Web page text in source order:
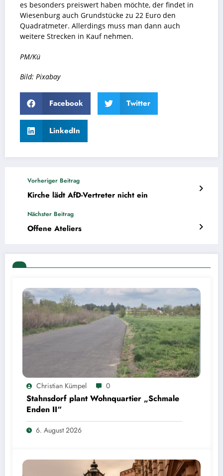
es besonders preiswert haben möchte, der findet in
Wiesenburg auch Grundstücke zu 22 Euro den
Quadratmeter. Allerdings muss man dann auch
weitere Strecken in Kauf nehmen.
PM/Kü
Bild: Pixabay
Facebook Twitter
LinkedIn
Vorheriger Beitrag
Kirche lädt AfD-Vertreter nicht ein
Nächster Beitrag
Offene Ateliers
Christian Kümpel 0
Stahnsdorf plant Wohnquartier „Schmale
Enden II“
6. August 2026